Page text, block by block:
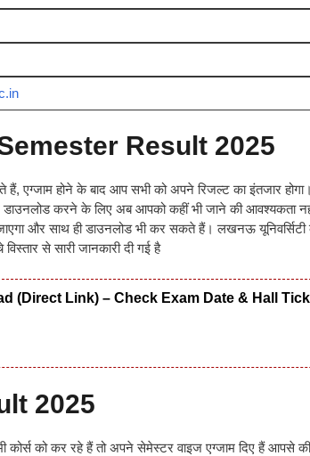
Result 2025
हैं, एग्जाम होने के बाद आप सभी को अपने रिजल्ट का इंतजार
करने के लिए अब आपको कहीं भी जाने की आवश्यकता
और साथ ही डाउनलोड भी कर सकते हैं। लखनऊ यूनिवर्सिटी
से सारी जानकारी दी गई है
(Direct Link) – Check Exam Date & Hall
2025
कोर्स को कर रहे हैं तो अपने सेमेस्टर वाइज एग्जाम दिए हैं आपसे